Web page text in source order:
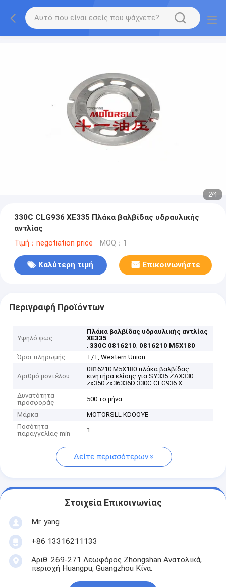
2/4
330C CLG936 XE335 Πλάκα βαλβίδας υδραυλικής
αντλίας
Τιμή：negotiation price MOQ：1
Καλύτερη τιμή Επικοινωνήστε
Περιγραφή Προϊόντων
Υψηλό φως
Πλάκα βαλβίδας υδραυλικής αντλίας
XE335
,330C 0816210, 0816210 M5X180
Όροι πληρωμής
T/T, Western Union
Αριθμό μοντέλου
0816210 M5X180 πλάκα βαλβίδας
κινητήρα κλίσης για SY335 ZAX330
zx350 zx36336D 330C CLG936 X
Δυνατότητα
προσφοράς
500 το μήνα
Μάρκα
MOTORSLL KDOOYE
Ποσότητα
παραγγελίας min
1
Δείτε περισσότερων
Στοιχεία Επικοινωνίας
Mr. yang
+86 13316211133
Αριθ. 269-271 Λεωφόρος Zhongshan Ανατολικά,
περιοχή Huangpu, Guangzhou Κίνα.